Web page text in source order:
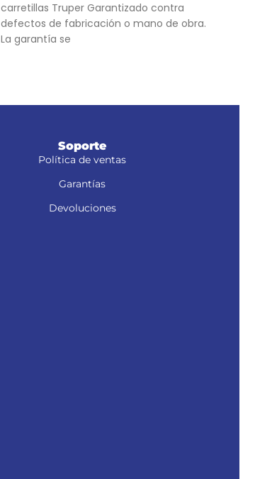
carretillas Truper Garantizado contra
defectos de fabricación o mano de obra.
La garantía se
Soporte
Política de ventas
Garantías
Devoluciones